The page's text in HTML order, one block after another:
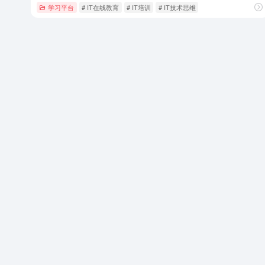
学习平台 # IT在线教育 # IT培训 # IT技术思维